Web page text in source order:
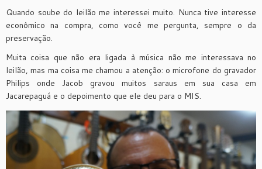
Quando soube do leilão me interessei muito. Nunca tive interesse
econômico na compra, como você me pergunta, sempre o da
preservação.
Muita coisa que não era ligada à música não me interessava no
leilão, mas ma coisa me chamou a atenção: o microfone do gravador
Philips onde Jacob gravou muitos saraus em sua casa em
Jacarepaguá e o depoimento que ele deu para o MIS.